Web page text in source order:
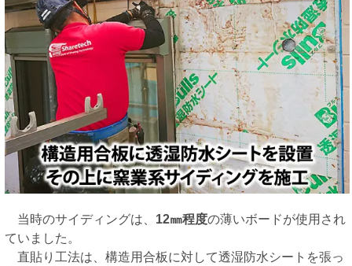
当時のサイディングは、 12㎜程度の薄いボードが使用され
ていました。
直貼り工法は、構造用合板に対して透湿防水シートを張っ